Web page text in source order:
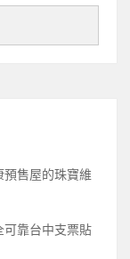
售屋的珠寶維
靠台中支票貼